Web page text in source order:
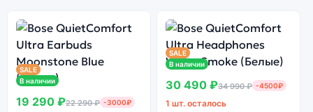
SALE
В наличии
19 290 ₽22 290 ₽ -3000₽
SALE
В наличии
30 490 ₽34 990 ₽ -4500₽
1 шт. осталось